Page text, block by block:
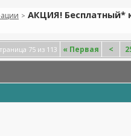
> АКЦИЯ! Бесплатный*
75 из 113 « Первая <